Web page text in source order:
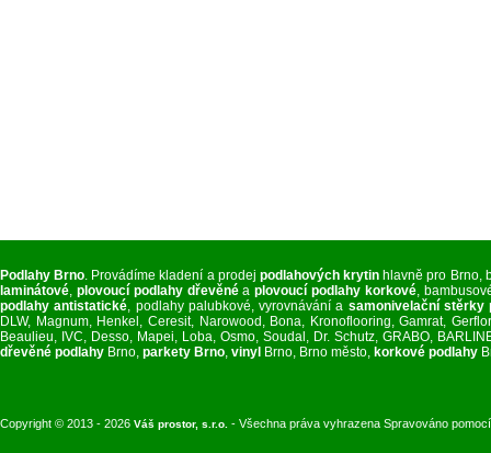
Podlahy Brno. Provádíme kladení a prodej podlahových krytin hlavně pro Brno,
laminátové, plovoucí podlahy dřevěnéaplovoucí podlahy korkové,
podlahy antistatické, podlahy palubkové, vyrovnávání a samonivelační stěrky
DLW, Magnum, Henkel, Ceresit, Narowood, Bona, Kronoflooring, Gamrat,
Beaulieu, IVC, Desso, Mapei, Loba, Osmo, Soudal, Dr. Schutz, GRABO,
dřevěné podlahy Brno, parkety Brno, vinyl Brno, Brno město, korkové podlahy
Copyright © 2013 - 2026 Váš prostor, s.r.o. - Všechna práva vyhrazena Spravováno